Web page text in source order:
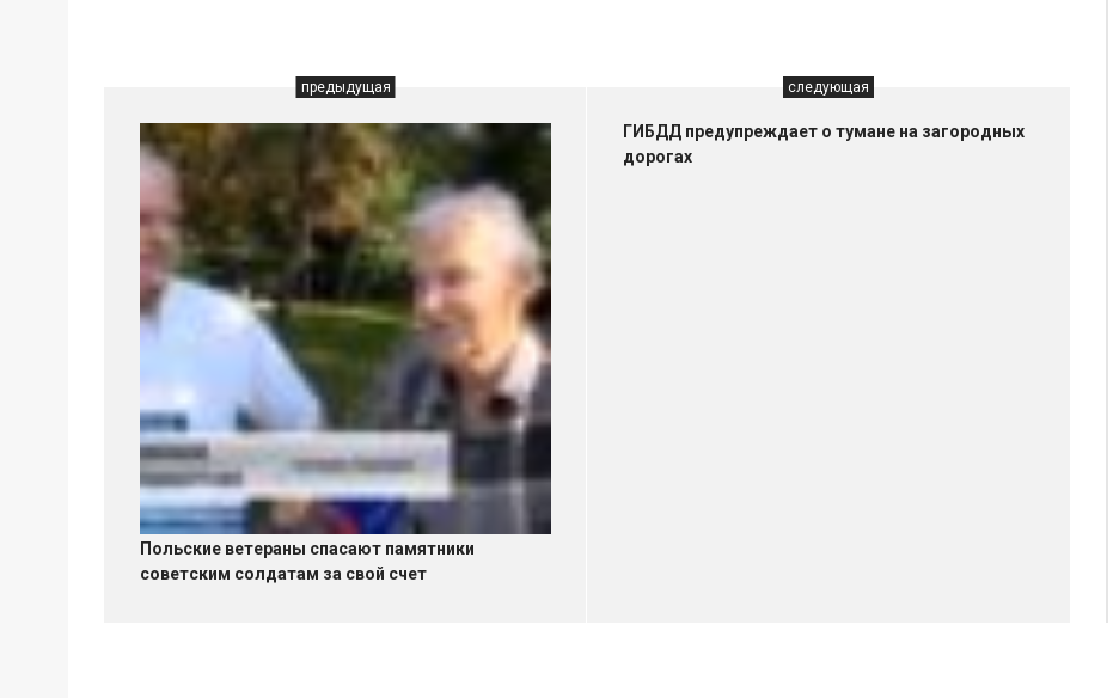
предыдущая
Польские ветераны спасают памятники
советским солдатам за свой счет
следующая
ГИБДД предупреждает о тумане на загородных
дорогах